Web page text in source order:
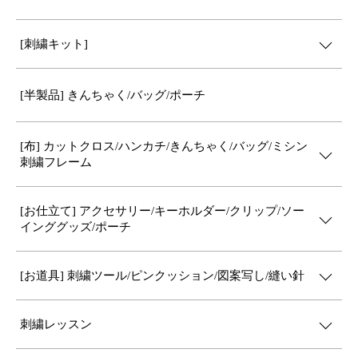
[刺繍キット]
[半製品] きんちゃく/バッグ/ポーチ
[布] カットクロス/ハンカチ/きんちゃく/バッグ/ミシン
刺繍フレーム
[お仕立て] アクセサリー/キーホルダー/クリップ/ソー
インググッズ/ポーチ
[お道具] 刺繍ツール/ピンクッション/図案写し/縫い針
刺繍レッスン